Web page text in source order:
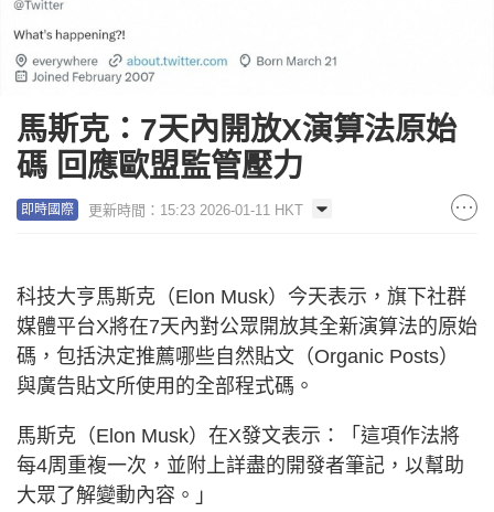
馬斯克：7天內開放X演算法原始
碼 回應歐盟監管壓力
即時國際 更新時間：15:23 2026-01-11 HKT
科技大亨馬斯克（Elon Musk）今天表示，旗下社群
媒體平台X將在7天內對公眾開放其全新演算法的原始
碼，包括決定推薦哪些自然貼文（Organic Posts）
與廣告貼文所使用的全部程式碼。
馬斯克（Elon Musk）在X發文表示：「這項作法將
每4周重複一次，並附上詳盡的開發者筆記，以幫助
大眾了解變動內容。」